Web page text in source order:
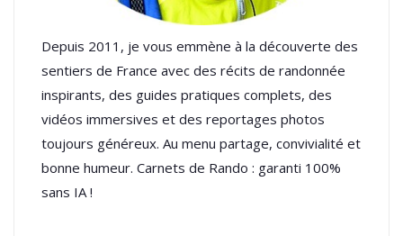
Depuis 2011, je vous emmène à la découverte des
sentiers de France avec des récits de randonnée
inspirants, des guides pratiques complets, des
vidéos immersives et des reportages photos
toujours généreux. Au menu partage, convivialité et
bonne humeur. Carnets de Rando : garanti 100%
sans IA !